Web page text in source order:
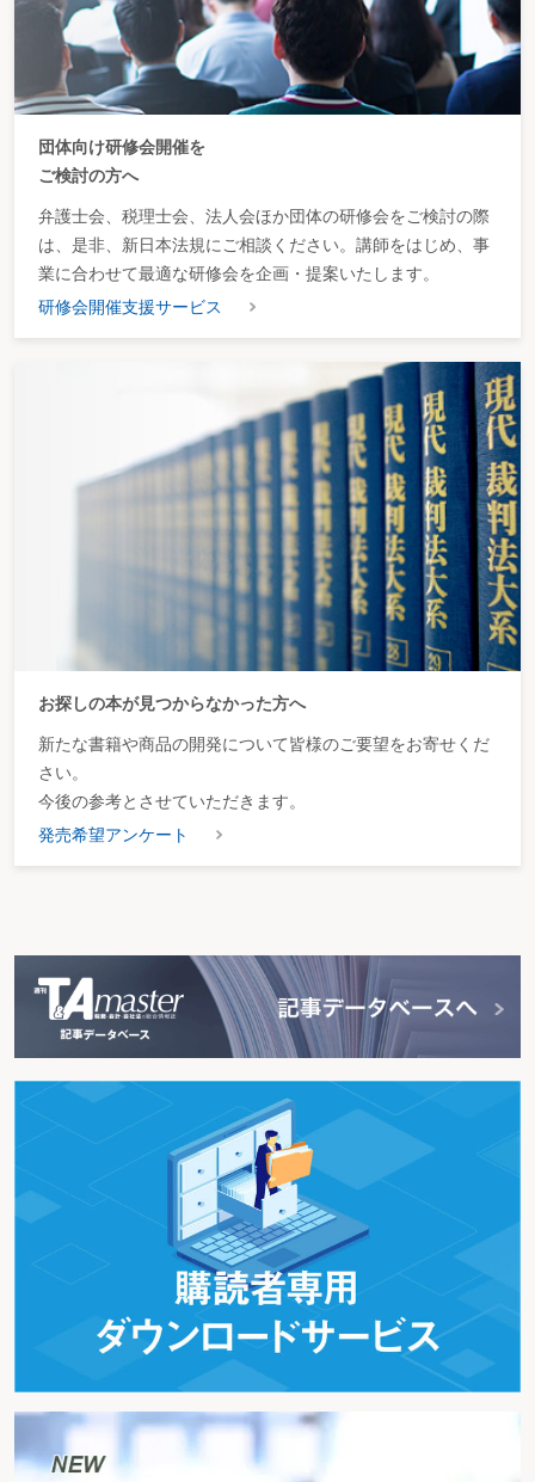
団体向け研修会開催を
ご検討の方へ
弁護士会、税理士会、法人会ほか団体の研修会をご検討の際
は、是非、新日本法規にご相談ください。講師をはじめ、事
業に合わせて最適な研修会を企画・提案いたします。
研修会開催支援サービス
お探しの本が見つからなかった方へ
新たな書籍や商品の開発について皆様のご要望をお寄せくだ
さい。
今後の参考とさせていただきます。
発売希望アンケート